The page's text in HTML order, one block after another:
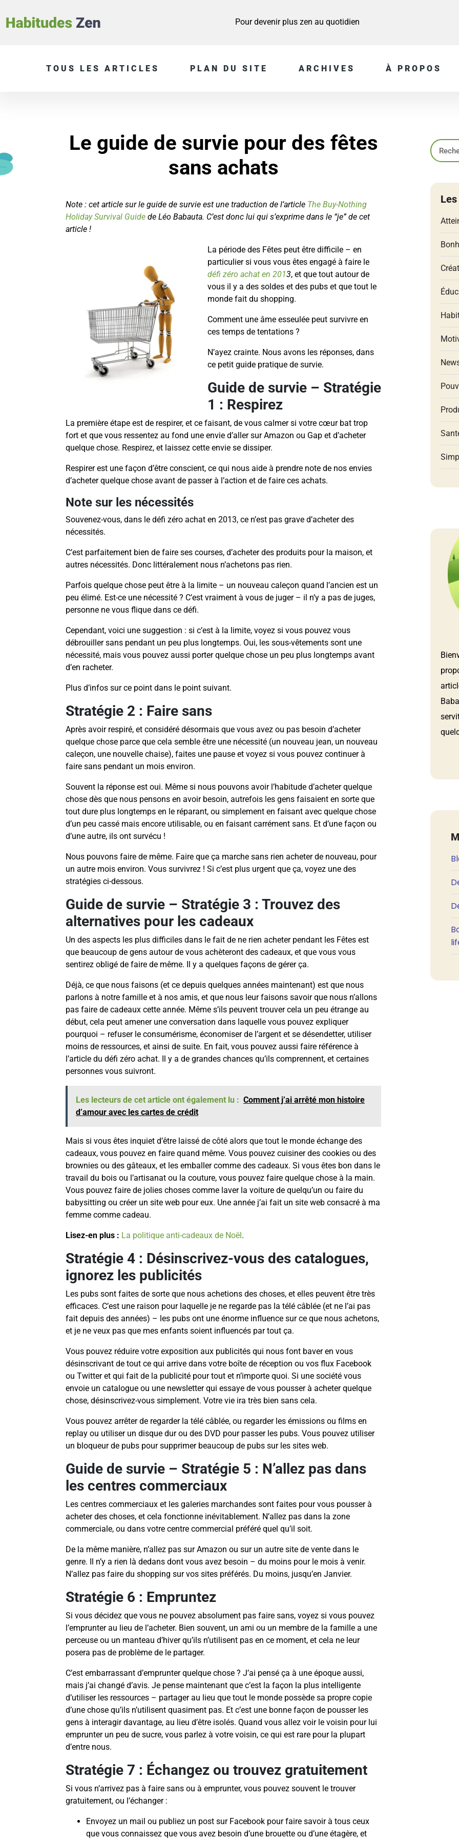
Pour devenir plus zen au quotidien
TOUS LES ARTICLES PLAN DU SITE ARCHIVES À PROPOS
Le guide de survie pour des fêtes
sans achats
Note : cet article sur le guide de survie est une traduction de l’article The Buy-Nothing
Holiday Survival Guide de Léo Babauta. C’est donc lui qui s’exprime dans le “je” de cet
article !
La période des Fêtes peut être difficile – en
particulier si vous vous êtes engagé à faire le
défi zéro achat en 2013, et que tout autour de
vous il y a des soldes et des pubs et que tout le
monde fait du shopping.
Comment une âme esseulée peut survivre en
ces temps de tentations ?
N’ayez crainte. Nous avons les réponses, dans
ce petit guide pratique de survie.
Guide de survie – Stratégie
1 : Respirez
La première étape est de respirer, et ce faisant, de vous calmer si votre cœur bat trop
fort et que vous ressentez au fond une envie d’aller sur Amazon ou Gap et d’acheter
quelque chose. Respirez, et laissez cette envie se dissiper.
Respirer est une façon d’être conscient, ce qui nous aide à prendre note de nos envies
d’acheter quelque chose avant de passer à l’action et de faire ces achats.
Note sur les nécessités
Souvenez-vous, dans le défi zéro achat en 2013, ce n’est pas grave d’acheter des
nécessités.
C’est parfaitement bien de faire ses courses, d’acheter des produits pour la maison, et
autres nécessités. Donc littéralement nous n’achetons pas rien.
Parfois quelque chose peut être à la limite – un nouveau caleçon quand l’ancien est un
peu élimé. Est-ce une nécessité ? C’est vraiment à vous de juger – il n’y a pas de juges,
personne ne vous flique dans ce défi.
Cependant, voici une suggestion : si c’est à la limite, voyez si vous pouvez vous
débrouiller sans pendant un peu plus longtemps. Oui, les sous-vêtements sont une
nécessité, mais vous pouvez aussi porter quelque chose un peu plus longtemps avant
d’en racheter.
Plus d’infos sur ce point dans le point suivant.
Stratégie 2 : Faire sans
Après avoir respiré, et considéré désormais que vous avez ou pas besoin d’acheter
quelque chose parce que cela semble être une nécessité (un nouveau jean, un nouveau
caleçon, une nouvelle chaise), faites une pause et voyez si vous pouvez continuer à
faire sans pendant un mois environ.
Souvent la réponse est oui. Même si nous pouvons avoir l’habitude d’acheter quelque
chose dès que nous pensons en avoir besoin, autrefois les gens faisaient en sorte que
tout dure plus longtemps en le réparant, ou simplement en faisant avec quelque chose
d’un peu cassé mais encore utilisable, ou en faisant carrément sans. Et d’une façon ou
d’une autre, ils ont survécu !
Nous pouvons faire de même. Faire que ça marche sans rien acheter de nouveau, pour
un autre mois environ. Vous survivrez ! Si c’est plus urgent que ça, voyez une des
stratégies ci-dessous.
Guide de survie – Stratégie 3 : Trouvez des
alternatives pour les cadeaux
Un des aspects les plus difficiles dans le fait de ne rien acheter pendant les Fêtes est
que beaucoup de gens autour de vous achèteront des cadeaux, et que vous vous
sentirez obligé de faire de même. Il y a quelques façons de gérer ça.
Déjà, ce que nous faisons (et ce depuis quelques années maintenant) est que nous
parlons à notre famille et à nos amis, et que nous leur faisons savoir que nous n’allons
pas faire de cadeaux cette année. Même s’ils peuvent trouver cela un peu étrange au
début, cela peut amener une conversation dans laquelle vous pouvez expliquer
pourquoi – refuser le consumérisme, économiser de l’argent et se désendetter, utiliser
moins de ressources, et ainsi de suite. En fait, vous pouvez aussi faire référence à
l’article du défi zéro achat. Il y a de grandes chances qu’ils comprennent, et certaines
personnes vous suivront.
Les lecteurs de cet article ont également lu : Comment j’ai arrêté mon histoire
d’amour avec les cartes de crédit
Mais si vous êtes inquiet d’être laissé de côté alors que tout le monde échange des
cadeaux, vous pouvez en faire quand même. Vous pouvez cuisiner des cookies ou des
brownies ou des gâteaux, et les emballer comme des cadeaux. Si vous êtes bon dans le
travail du bois ou l’artisanat ou la couture, vous pouvez faire quelque chose à la main.
Vous pouvez faire de jolies choses comme laver la voiture de quelqu’un ou faire du
babysitting ou créer un site web pour eux. Une année j’ai fait un site web consacré à ma
femme comme cadeau.
Lisez-en plus : La politique anti-cadeaux de Noël .
Stratégie 4 : Désinscrivez-vous des catalogues,
ignorez les publicités
Les pubs sont faites de sorte que nous achetions des choses, et elles peuvent être très
efficaces. C’est une raison pour laquelle je ne regarde pas la télé câblée (et ne l’ai pas
fait depuis des années) – les pubs ont une énorme influence sur ce que nous achetons,
et je ne veux pas que mes enfants soient influencés par tout ça.
Vous pouvez réduire votre exposition aux publicités qui nous font baver en vous
désinscrivant de tout ce qui arrive dans votre boîte de réception ou vos flux Facebook
ou Twitter et qui fait de la publicité pour tout et n’importe quoi. Si une société vous
envoie un catalogue ou une newsletter qui essaye de vous pousser à acheter quelque
chose, désinscrivez-vous simplement. Votre vie ira très bien sans cela.
Vous pouvez arrêter de regarder la télé câblée, ou regarder les émissions ou films en
replay ou utiliser un disque dur ou des DVD pour passer les pubs. Vous pouvez utiliser
un bloqueur de pubs pour supprimer beaucoup de pubs sur les sites web.
Guide de survie – Stratégie 5 : N’allez pas dans
les centres commerciaux
Les centres commerciaux et les galeries marchandes sont faites pour vous pousser à
acheter des choses, et cela fonctionne inévitablement. N’allez pas dans la zone
commerciale, ou dans votre centre commercial préféré quel qu’il soit.
De la même manière, n’allez pas sur Amazon ou sur un autre site de vente dans le
genre. Il n’y a rien là dedans dont vous avez besoin – du moins pour le mois à venir.
N’allez pas faire du shopping sur vos sites préférés. Du moins, jusqu’en Janvier.
Stratégie 6 : Empruntez
Si vous décidez que vous ne pouvez absolument pas faire sans, voyez si vous pouvez
l’emprunter au lieu de l’acheter. Bien souvent, un ami ou un membre de la famille a une
perceuse ou un manteau d’hiver qu’ils n’utilisent pas en ce moment, et cela ne leur
posera pas de problème de le partager.
C’est embarrassant d’emprunter quelque chose ? J’ai pensé ça à une époque aussi,
mais j’ai changé d’avis. Je pense maintenant que c’est la façon la plus intelligente
d’utiliser les ressources – partager au lieu que tout le monde possède sa propre copie
d’une chose qu’ils n’utilisent quasiment pas. Et c’est une bonne façon de pousser les
gens à interagir davantage, au lieu d’être isolés. Quand vous allez voir le voisin pour lui
emprunter un peu de sucre, vous parlez à votre voisin, ce qui est rare pour la plupart
d’entre nous.
Stratégie 7 : Échangez ou trouvez gratuitement
Si vous n’arrivez pas à faire sans ou à emprunter, vous pouvez souvent le trouver
gratuitement, ou l’échanger :
Envoyez un mail ou publiez un post sur Facebook pour faire savoir à tous ceux
que vous connaissez que vous avez besoin d’une brouette ou d’une étagère, et